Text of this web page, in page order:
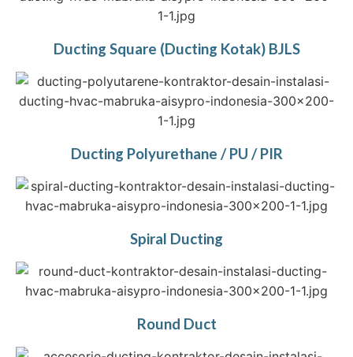
Ducting Square (Ducting Kotak) BJLS
Ducting Polyurethane / PU / PIR
Spiral Ducting
Round Duct